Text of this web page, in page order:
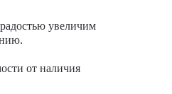
увеличим
от наличия